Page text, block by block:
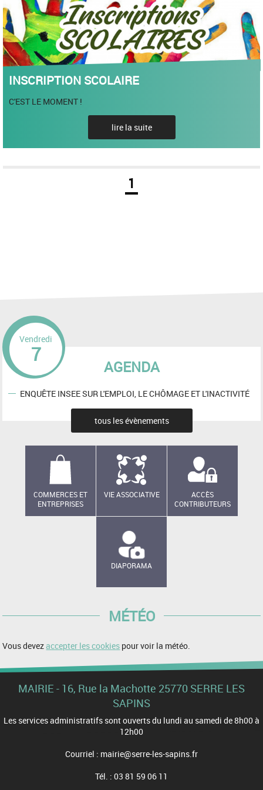
INSCRIPTION SCOLAIRE
C'EST LE MOMENT !
lire la suite
1
AGENDA
Vendredi
7
ENQUÊTE INSEE SUR L'EMPLOI, LE CHÔMAGE ET L'INACTIVITÉ
tous les évènements
COMMERCES ET
ENTREPRISES
VIE ASSOCIATIVE
ACCÈS
CONTRIBUTEURS
DIAPORAMA
MÉTÉO
Vous devezaccepter les cookies pour voir la météo.
MAIRIE - 16, Rue la Machotte 25770 SERRE LES
SAPINS
Les services administratifs sont ouverts du lundi au samedi de 8h00 à
12h00
Courriel : mairie@serre-les-sapins.fr
Tél. : 03 81 59 06 11